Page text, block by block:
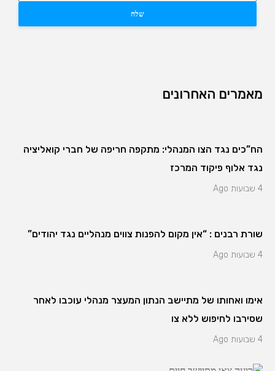
שלח
מאמרים האחרונים
הח”כים נגד הצו המנהלי: מתקפה חריפה של חברי קואליציה
נגד אלוף פיקוד המרכז
4 שבועות Ago
שורת רבנים : “אין מקום להפנות צווים מנהליים נגד יהודים”
4 שבועות Ago
אימו ואחותו של מתיישב הנתון המעצר מנהלי עוכבו לאחר
שסירבו לחיפוש ללא צו
4 שבועות Ago